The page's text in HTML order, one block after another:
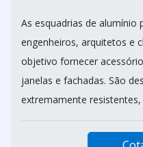
As esquadrias de
engenheiros, arquitetos e
objetivo fornecer
janelas e fachadas. São
extremamente resistentes,